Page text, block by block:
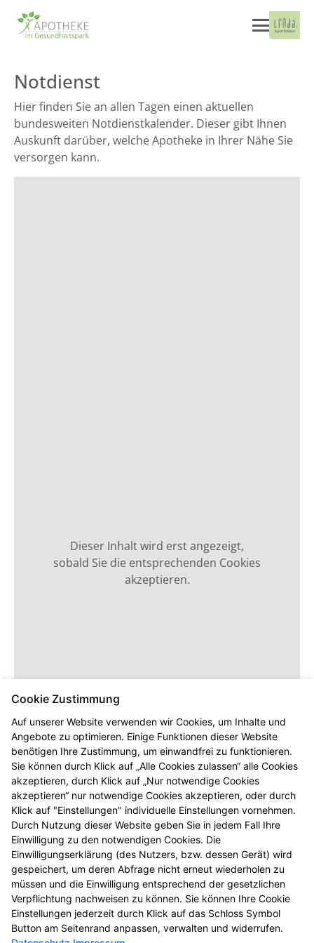
Notdienst
Hier finden Sie an allen Tagen einen aktuellen
bundesweiten Notdienstkalender. Dieser gibt Ihnen
Auskunft darüber, welche Apotheke in Ihrer Nähe Sie
versorgen kann.
Dieser Inhalt wird erst angezeigt,
sobald Sie die entsprechenden Cookies
akzeptieren.
Cookie Zustimmung
Auf unserer Website verwenden wir Cookies, um Inhalte und
Angebote zu optimieren. Einige Funktionen dieser Website
benötigen Ihre Zustimmung, um einwandfrei zu funktionieren.
Sie können durch Klick auf „Alle Cookies zulassen“ alle Cookies
akzeptieren, durch Klick auf „Nur notwendige Cookies
akzeptieren“ nur notwendige Cookies akzeptieren, oder durch
Klick auf "Einstellungen" individuelle Einstellungen vornehmen.
Durch Nutzung dieser Website geben Sie in jedem Fall Ihre
Einwilligung zu den notwendigen Cookies. Die
Einwilligungserklärung (des Nutzers, bzw. dessen Gerät) wird
gespeichert, um deren Abfrage nicht erneut wiederholen zu
müssen und die Einwilligung entsprechend der gesetzlichen
Verpflichtung nachweisen zu können. Sie können Ihre Cookie
Einstellungen jederzeit durch Klick auf das Schloss Symbol
Button am Seitenrand anpassen, verwalten und widerrufen.